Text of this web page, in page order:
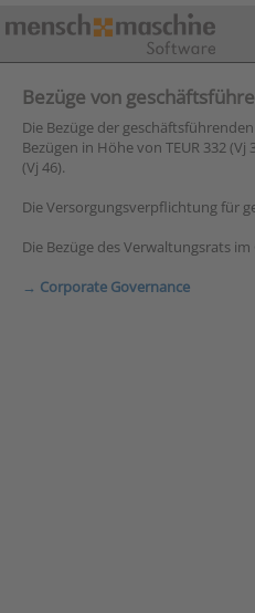
Bezüge von
Die Bezüge der
Bezügen in Höhe von TEUR 332
(Vj 46).
Die Versorgungsverpflichtung für
Die Bezüge des Verwaltungsrats im
→ Corporate Governance